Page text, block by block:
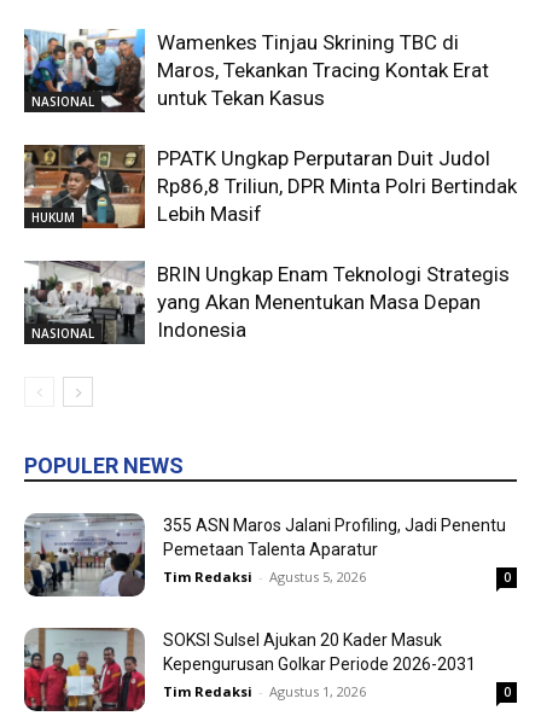
NASIONAL
Wamenkes Tinjau Skrining TBC di
Maros, Tekankan Tracing Kontak Erat
untuk Tekan Kasus
HUKUM
PPATK Ungkap Perputaran Duit Judol
Rp86,8 Triliun, DPR Minta Polri Bertindak
Lebih Masif
NASIONAL
BRIN Ungkap Enam Teknologi Strategis
yang Akan Menentukan Masa Depan
Indonesia
POPULER NEWS
355 ASN Maros Jalani Profiling, Jadi Penentu
Pemetaan Talenta Aparatur
Tim Redaksi - Agustus 5, 2026 0
SOKSI Sulsel Ajukan 20 Kader Masuk
Kepengurusan Golkar Periode 2026-2031
Tim Redaksi - Agustus 1, 2026 0